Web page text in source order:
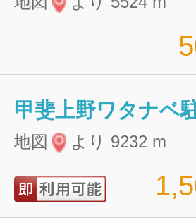
甲斐上野ワタナベ
地図 より 9232 m